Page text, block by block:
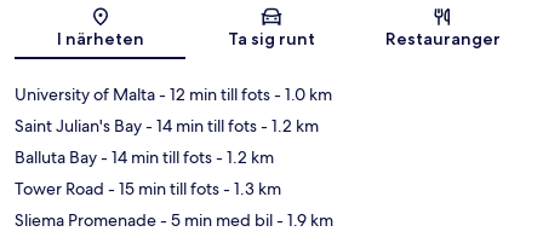
Karta
I närheten Ta sig runt Restauranger
University of Malta- 12 min till fots- 1.0 km
Saint Julian's Bay- 14 min till fots- 1.2 km
Balluta Bay- 14 min till fots- 1.2 km
Tower Road - 15 min till fots- 1.3 km
Sliema Promenade- 5 min med bil- 1.9 km